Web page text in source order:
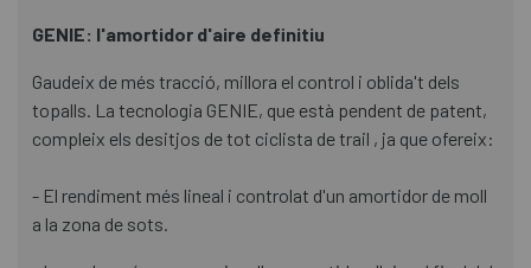
GENIE: l'amortidor d'aire definitiu
Gaudeix de més tracció, millora el control i oblida't dels
topalls. La tecnologia GENIE, que està pendent de patent,
compleix els desitjos de tot ciclista de trail , ja que ofereix:
- El rendiment més lineal i controlat d'un amortidor de moll
a la zona de sots.